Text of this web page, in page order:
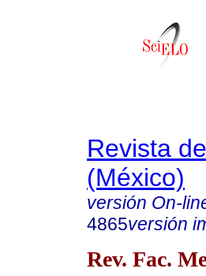
Revista
(México)
versión On-
4865versión
Rev. Fac.